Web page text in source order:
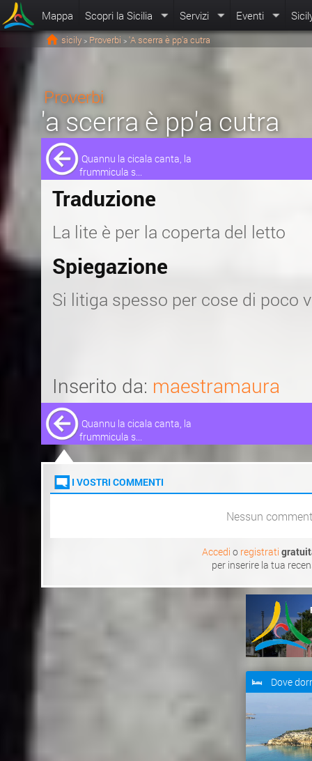
Mappa Scopri la Sicilia Servizi Eventi
sicily > Proverbi > 'A scerra è pp'a cutra
Proverbi
'a scerra è pp'a cutra
Quannu la cicala canta, la
frummicula s...
Traduzione
La lite è per la coperta del letto
Spiegazione
Si litiga spesso per cose di poco
Inserito da: maestramaura
Quannu la cicala canta, la
frummicula s...
I VOSTRI COMMENTI
Nessun
Accedi o registrati
per inserire la tua
Dove